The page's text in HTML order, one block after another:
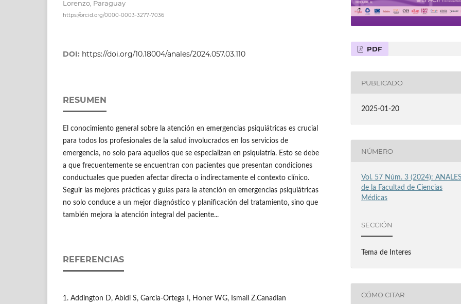
Lorenzo, Paraguay
https://orcid.org/0000-0003-3277-7036
DOI: https://doi.org/10.18004/anales/2024.057.03.110
RESUMEN
El conocimiento general sobre la atención en emergencias psiquiátricas es crucial
para todos los profesionales de la salud involucrados en los servicios de
emergencia, no solo para aquellos que se especializan en psiquiatría. Esto se debe
a que frecuentemente se encuentran con pacientes que presentan condiciones
conductuales que pueden afectar directa o indirectamente el contexto clínico.
Seguir las mejores prácticas y guías para la atención en emergencias psiquiátricas
no solo conduce a un mejor diagnóstico y planificación del tratamiento, sino que
también mejora la atención integral del paciente...
REFERENCIAS
1. Addington D, Abidi S, Garcia-Ortega I, Honer WG, Ismail Z.Canadian
PDF
PUBLICADO
2025-01-20
NÚMERO
Vol. 57 Núm. 3 (2024):
de la Facultad de Ciencias
Médicas
SECCIÓN
Tema de Interes
CÓMO CITAR